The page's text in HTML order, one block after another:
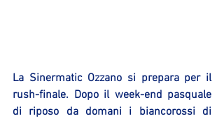
La Sinermatic Ozzano si prepara per il
rush-finale. Dopo il week-end pasquale
di riposo da domani i biancorossi di